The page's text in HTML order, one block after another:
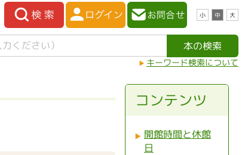
小 中 大
キーワード検索について
コンテンツ
開館時間と休館
日